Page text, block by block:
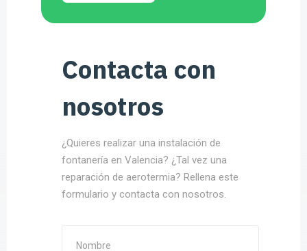
Contacta con
nosotros
¿Quieres realizar una instalación de
fontanería en Valencia? ¿Tal vez una
reparación de aerotermia? Rellena este
formulario y contacta con nosotros.